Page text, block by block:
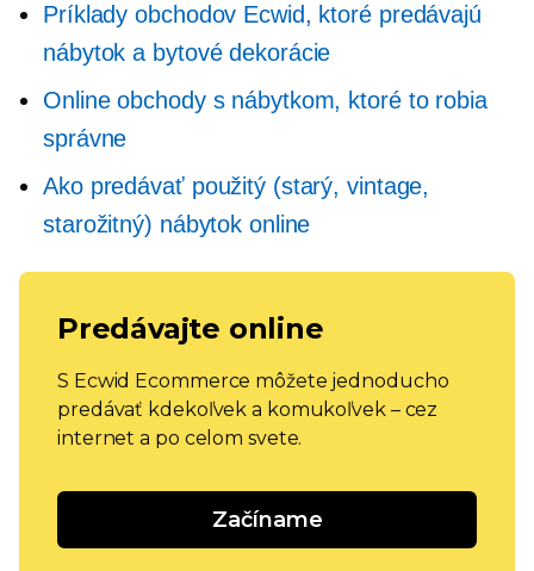
Príklady obchodov Ecwid, ktoré predávajú
nábytok a bytové dekorácie
Online obchody s nábytkom, ktoré to robia
správne
Ako predávať použitý (starý, vintage,
starožitný) nábytok online
Predávajte online
S Ecwid Ecommerce môžete jednoducho
predávať kdekoľvek a komukoľvek – cez
internet a po celom svete.
Začíname